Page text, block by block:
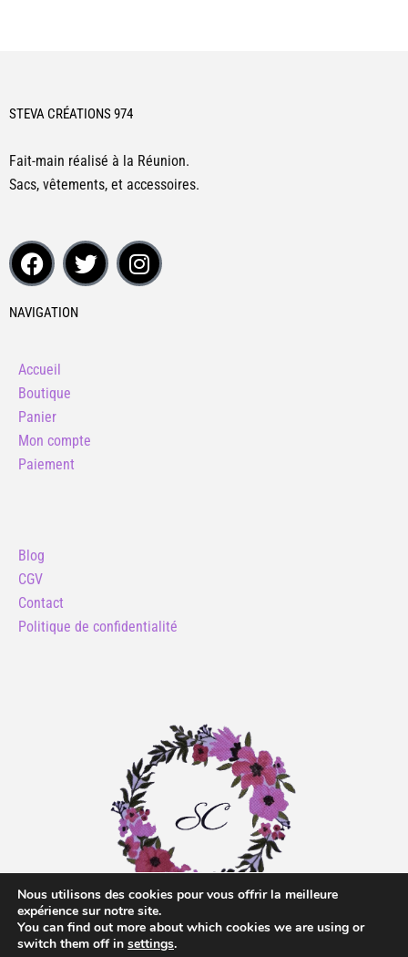
STEVA CRÉATIONS 974
Fait-main réalisé à la Réunion.
Sacs, vêtements, et accessoires.
F
a
c
e
o
o
k
T
w
i
I
n
s
NAVIGATION
Accueil
Boutique
Panier
Mon compte
Paiement
Blog
CGV
Contact
Politique de confidentialité
Nous utilisons des cookies pour vous offrir la meilleure
expérience sur notre site.
You can find out more about which cookies we are using or
switch them off in settings.